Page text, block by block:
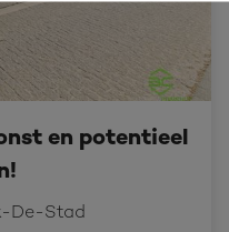
en potentieel
De-Stad